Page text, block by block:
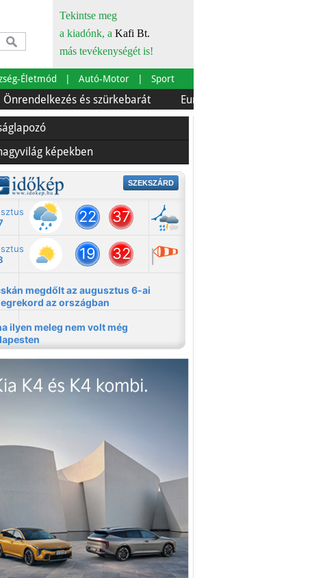
Tekintse meg
a kiadónk, a Kafi Bt.
más tevékenységét is!
Életmód Autó-Motor Sport
és szürkebarát Európára is szabták
képekben